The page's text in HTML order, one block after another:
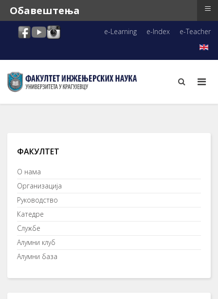
e-Learning e-Index e-Teacher
ФАКУЛТЕТ
О нама
Организација
Руководство
Катедре
Службе
Алумни клуб
Алумни база
Обавештења ≡